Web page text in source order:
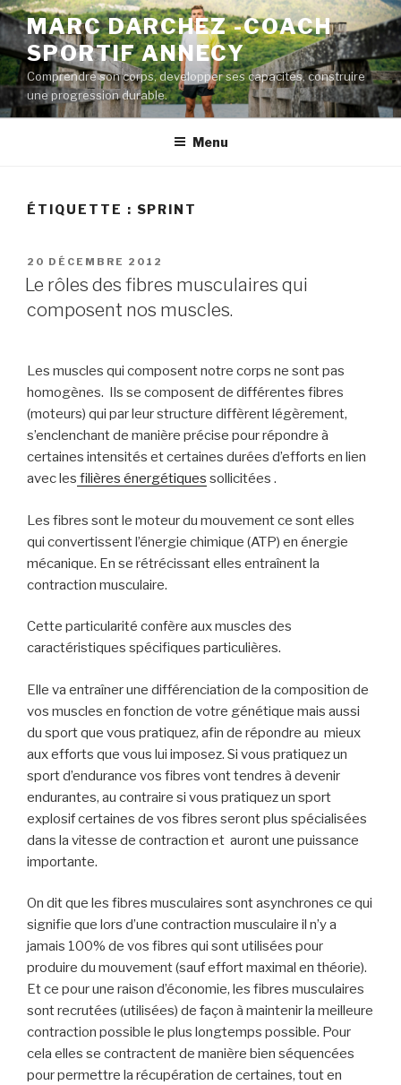
Aller
au
contenu
principal
MARC DARCHEZ -COACH
SPORTIF ANNECY
Comprendre son corps, developper ses capacités, construire
une progression durable.
Menu
ÉTIQUETTE : SPRINT
PUBLIÉ
LE
20 DÉCEMBRE 2012
Le rôles des fibres musculaires qui
composent nos muscles.
Les muscles qui composent notre corps ne sont pas
homogènes. Ils se composent de différentes fibres
(moteurs) qui par leur structure diffèrent légèrement,
s’enclenchant de manière précise pour répondre à
certaines intensités et certaines durées d’efforts en lien
avec les filières énergétiques sollicitées .
Les fibres sont le moteur du mouvement ce sont elles
qui convertissent l’énergie chimique (ATP) en énergie
mécanique. En se rétrécissant elles entraînent la
contraction musculaire.
Cette particularité confère aux muscles des
caractéristiques spécifiques particulières.
Elle va entraîner une différenciation de la composition de
vos muscles en fonction de votre génétique mais aussi
du sport que vous pratiquez, afin de répondre au mieux
aux efforts que vous lui imposez. Si vous pratiquez un
sport d’endurance vos fibres vont tendres à devenir
endurantes, au contraire si vous pratiquez un sport
explosif certaines de vos fibres seront plus spécialisées
dans la vitesse de contraction et auront une puissance
importante.
On dit que les fibres musculaires sont asynchrones ce qui
signifie que lors d’une contraction musculaire il n’y a
jamais 100% de vos fibres qui sont utilisées pour
produire du mouvement (sauf effort maximal en théorie).
Et ce pour une raison d’économie, les fibres musculaires
sont recrutées (utilisées) de façon à maintenir la meilleure
contraction possible le plus longtemps possible. Pour
cela elles se contractent de manière bien séquencées
pour permettre la récupération de certaines, tout en